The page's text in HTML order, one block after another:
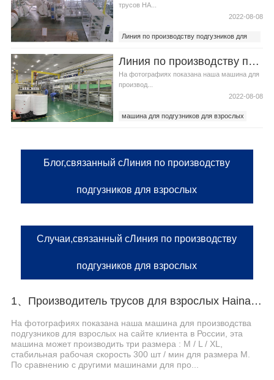
трусов HA...
2022-08-08
Линия по производству подгузников для
Казахстане машина для подгузников для Линия по производству подгузников для взрослых Haina помогает клиентам из Центральной Азии увеличить производственные мощности
На фотографиях показана наша машина для
производ...
2022-08-08
машина для подгузников для взрослых
Блог,связанный сЛиния по производству
подгузников для взрослых
Случаи,связанный сЛиния по производству
подгузников для взрослых
1、Производитель трусов для взрослых Haina помогает российскому заказчику эффективно производить
На фотографиях показана наша машина для производства
подгузников для взрослых на сайте клиента в России, эта
машина может производить три размера : M / L / XL,
стабильная рабочая скорость 300 шт / мин для размера M.
По сравнению с другими машинами для про...